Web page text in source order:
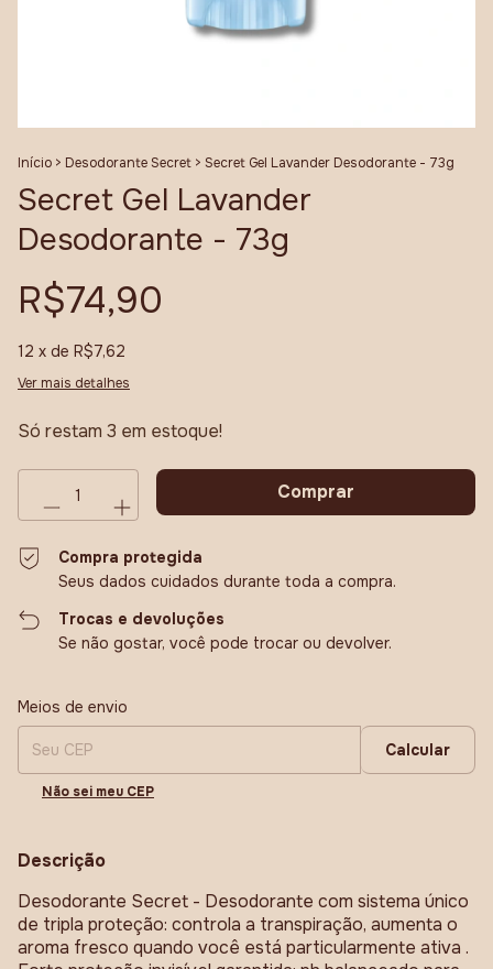
Início > Desodorante Secret > Secret Gel Lavander Desodorante - 73g
Secret Gel Lavander
Desodorante - 73g
R$74,90
12 x de R$7,62
Ver mais detalhes
Só restam 3 em estoque!
Compra protegida
Seus dados cuidados durante toda a compra.
Trocas e devoluções
Se não gostar, você pode trocar ou devolver.
Entregas para o CEP:
Meios de envio
Calcular
Não sei meu CEP
Descrição
Desodorante Secret - Desodorante com sistema único
de tripla proteção: controla a transpiração, aumenta o
aroma fresco quando você está particularmente ativa .